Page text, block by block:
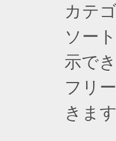
カテ
ソー
示で
フリ
きます